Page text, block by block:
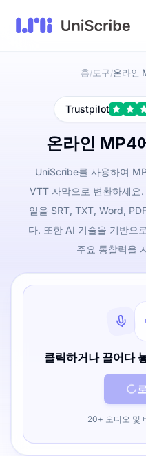
홈/도구/온라인
Trustpilot
온라인 MP4
UniScribe를 사용하여
VTT 자막으로 변환하세
일을 SRT, TXT, Word,
다. 또한 AI 기술을 기반으
주요 통찰력을
클릭하거나 끌어다
20+ 오디오 및